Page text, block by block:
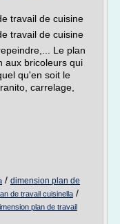
travail de cuisine
travail de cuisine
Le plan
aux bricoleurs qui
qu'en soit le
carrelage,
/ dimension plan de
de travail cuisinella /
plan de travail